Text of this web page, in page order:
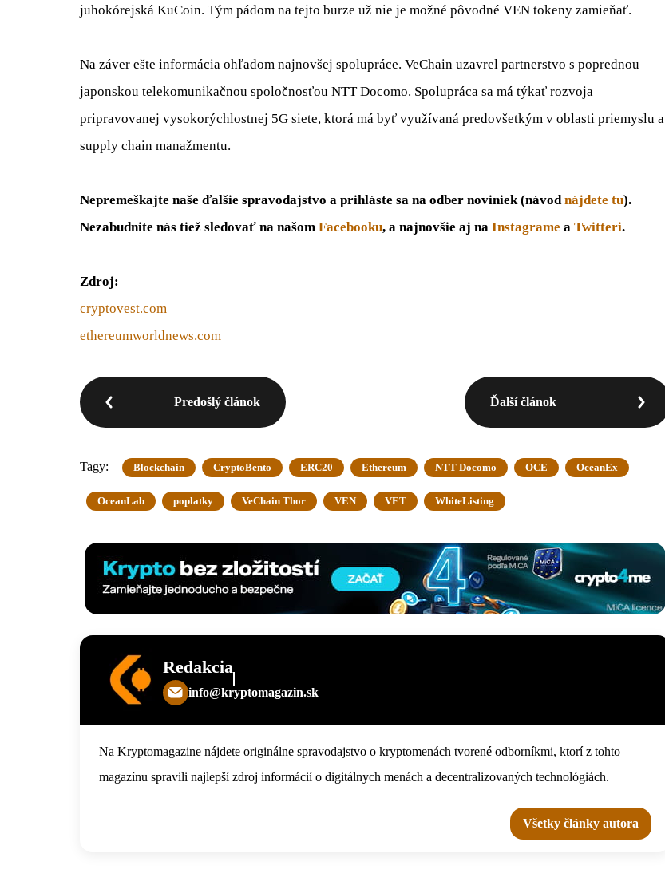
juhokórejská KuCoin. Tým pádom na tejto burze už nie je možné pôvodné VEN tokeny zamieňať.
Na záver ešte informácia ohľadom najnovšej spolupráce. VeChain uzavrel partnerstvo s poprednou
japonskou telekomunikačnou spoločnosťou NTT Docomo. Spolupráca sa má týkať rozvoja
pripravovanej vysokorýchlostnej 5G siete, ktorá má byť využívaná predovšetkým v oblasti priemyslu a
supply chain manažmentu.
Nepremeškajte naše ďalšie spravodajstvo a prihláste sa na odber noviniek (návodnájdete tu).
Nezabudnite nás tiež sledovať na našom Facebooku, a najnovšie aj na Instagrame a Twitteri.
Zdroj:
cryptovest.com
ethereumworldnews.com
Predošlý článok Ďalší článok
Tagy: Blockchain CryptoBento ERC20 Ethereum NTT Docomo OCE OceanEx
OceanLab poplatky VeChain Thor VEN VET WhiteListing
Redakcia
info@kryptomagazin.sk
Na Kryptomagazine nájdete originálne spravodajstvo o kryptomenách tvorené odborníkmi, ktorí z tohto
magazínu spravili najlepší zdroj informácií o digitálnych menách a decentralizovaných technológiách.
Všetky články autora